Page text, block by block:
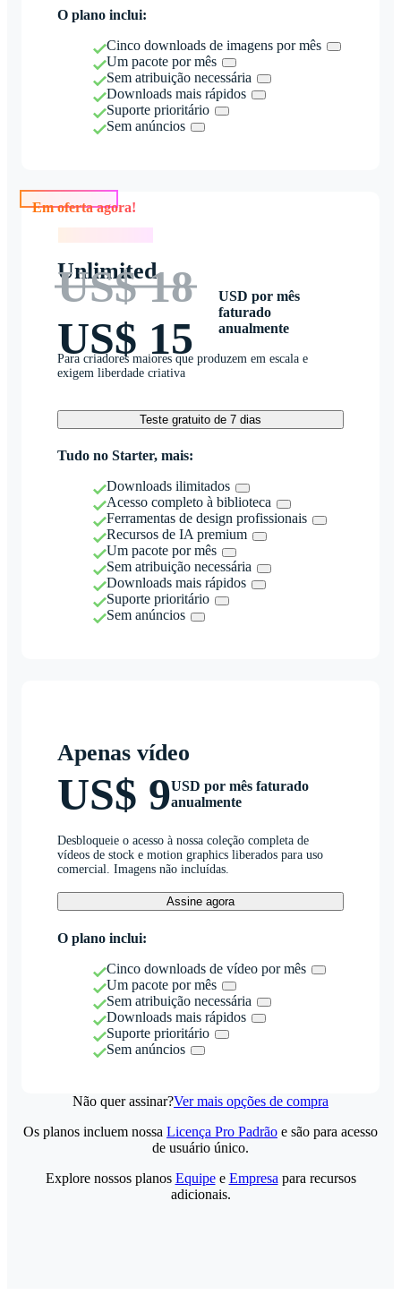
O plano inclui:
Cinco downloads de imagens por mês
Um pacote por mês
Sem atribuição necessária
Downloads mais rápidos
Suporte prioritário
Sem anúncios
Unlimited
US$ 18
US$ 15
USD por mês
faturado
anualmente
Para criadores maiores que produzem em escala e
exigem liberdade criativa
Teste gratuito de 7 dias
Tudo no Starter, mais:
Downloads ilimitados
Acesso completo à biblioteca
Ferramentas de design profissionais
Recursos de IA premium
Um pacote por mês
Sem atribuição necessária
Downloads mais rápidos
Suporte prioritário
Sem anúncios
Apenas vídeo
US$ 9USD por mês faturado
anualmente
Desbloqueie o acesso à nossa coleção completa de
vídeos de stock e motion graphics liberados para uso
comercial. Imagens não incluídas.
Assine agora
O plano inclui:
Cinco downloads de vídeo por mês
Um pacote por mês
Sem atribuição necessária
Downloads mais rápidos
Suporte prioritário
Sem anúncios
Não quer assinar?Ver mais opções de compra
Os planos incluem nossa Licença Pro Padrão e são para acesso
de usuário único.
Explore nossos planos Equipee Empresa para recursos
adicionais.